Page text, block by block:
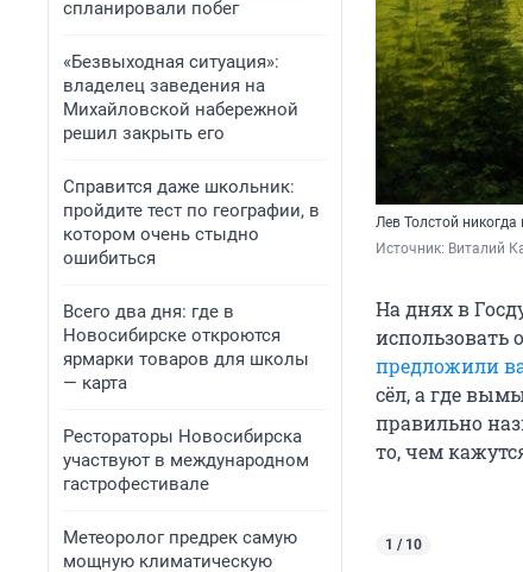
спланировали побег
«Безвыходная ситуация»:
владелец заведения на
Михайловской набережной
решил закрыть его
Справится даже школьник:
пройдите тест по географии, в
котором очень стыдно
ошибиться
Всего два дня: где в
Новосибирске откроются
ярмарки товаров для школы
— карта
Рестораторы Новосибирска
участвуют в международном
гастрофестивале
Метеоролог предрек самую
мощную климатическую
Лев Толстой никогда
Источник: Виталий
На днях в
использовать
предложили
сёл, а где
правильно
то, чем
1 / 10